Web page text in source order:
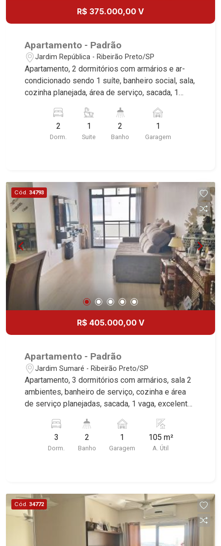
R$ 375.000,00 V
Apartamento - Padrão
Jardim República - Ribeirão Preto/SP
Apartamento, 2 dormitórios com armários e ar-
condicionado sendo 1 suíte, banheiro social, sala,
cozinha planejada, área de serviço, sacada, 1
Superatacado.
2
Dorm.
1
Suite
2
Banho
1
Garagem
Cód. 34793
R$ 405.000,00 V
Apartamento - Padrão
Jardim Sumaré - Ribeirão Preto/SP
Apartamento, 3 dormitórios com armários, sala 2
ambientes, banheiro de serviço, cozinha e área
de serviço planejadas, sacada, 1 vaga, excelente
Martinelli Imobiliária, referência no mercado
imobiliário desde 2000. Especialistas em Venda
e Locação! Avenida João Fiúsa, 1051 - Alto da
3
Dorm.
2
Banho
1
Garagem
105 m²
A. Útil
Cód. 34772